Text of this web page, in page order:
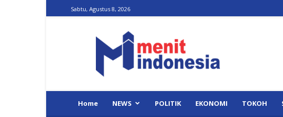
Sabtu, Agustus 8, 2026
Indonesia
Home NEWS POLITIK EKONOMI TOKOH